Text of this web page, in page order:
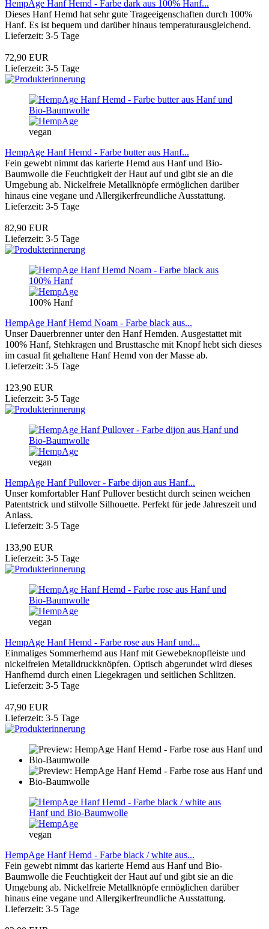
HempAge Hanf Hemd - Farbe dark aus 100% Hanf...
Dieses Hanf Hemd hat sehr gute Trageeigenschaften durch 100%
Hanf. Es ist bequem und darüber hinaus temperaturausgleichend.
Lieferzeit: 3-5 Tage
72,90 EUR
Lieferzeit: 3-5 Tage
vegan
HempAge Hanf Hemd - Farbe butter aus Hanf...
Fein gewebt nimmt das karierte Hemd aus Hanf und Bio-
Baumwolle die Feuchtigkeit der Haut auf und gibt sie an die
Umgebung ab. Nickelfreie Metallknöpfe ermöglichen darüber
hinaus eine vegane und Allergikerfreundliche Ausstattung.
Lieferzeit: 3-5 Tage
82,90 EUR
Lieferzeit: 3-5 Tage
100% Hanf
HempAge Hanf Hemd Noam - Farbe black aus...
Unser Dauerbrenner unter den Hanf Hemden. Ausgestattet mit
100% Hanf, Stehkragen und Brusttasche mit Knopf hebt sich dieses
im casual fit gehaltene Hanf Hemd von der Masse ab.
Lieferzeit: 3-5 Tage
123,90 EUR
Lieferzeit: 3-5 Tage
vegan
HempAge Hanf Pullover - Farbe dijon aus Hanf...
Unser komfortabler Hanf Pullover besticht durch seinen weichen
Patentstrick und stilvolle Silhouette. Perfekt für jede Jahreszeit und
Anlass.
Lieferzeit: 3-5 Tage
133,90 EUR
Lieferzeit: 3-5 Tage
vegan
HempAge Hanf Hemd - Farbe rose aus Hanf und...
Einmaliges Sommerhemd aus Hanf mit Gewebeknopfleiste und
nickelfreien Metalldruckknöpfen. Optisch abgerundet wird dieses
Hanfhemd durch einen Liegekragen und seitlichen Schlitzen.
Lieferzeit: 3-5 Tage
47,90 EUR
Lieferzeit: 3-5 Tage
vegan
HempAge Hanf Hemd - Farbe black / white aus...
Fein gewebt nimmt das karierte Hemd aus Hanf und Bio-
Baumwolle die Feuchtigkeit der Haut auf und gibt sie an die
Umgebung ab. Nickelfreie Metallknöpfe ermöglichen darüber
hinaus eine vegane und Allergikerfreundliche Ausstattung.
Lieferzeit: 3-5 Tage